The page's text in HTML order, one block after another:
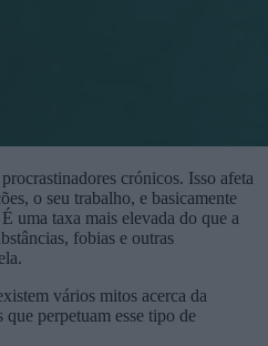
crónicos. Isso afeta
o seu trabalho, e basicamente
uma taxa mais elevada do que a
fobias e outras
vários mitos acerca da
que perpetuam esse tipo de